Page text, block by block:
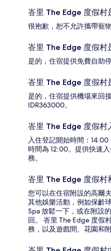
峇里 The Edge 度假村
很抱歉，恕不允許攜帶寵
峇里 The Edge 度假村
是的，住宿提供免費自助
峇里 The Edge 度假村
是的，住宿提供機場來回
IDR363000。
峇里 The Edge 度假村
入住登記開始時間：
時間為 12:00。提供快速
務。
峇里 The Edge 度假村
您可以在住宿附設的高爾
其他娛樂活動，例如保齡
Spa 放鬆一下，或在附設
回。 峇里 The Edge 度假
務，以及遊戲間、花園和